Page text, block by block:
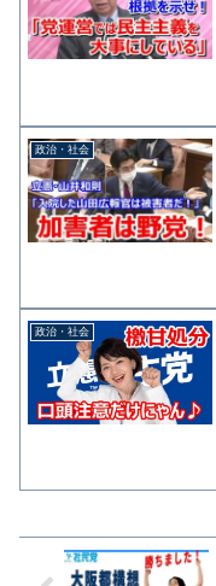
政治・社会
政治・社会